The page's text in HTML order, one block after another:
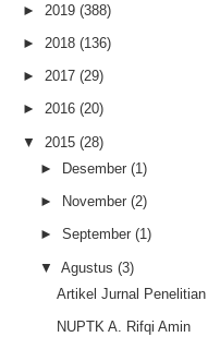
► 2019 (388)
► 2018 (136)
► 2017 (29)
► 2016 (20)
▼ 2015 (28)
►
Desember (1)
► November (2)
► September (1)
▼ Agustus (3)
Artikel Jurnal
NUPTK A. Rifqi Amin